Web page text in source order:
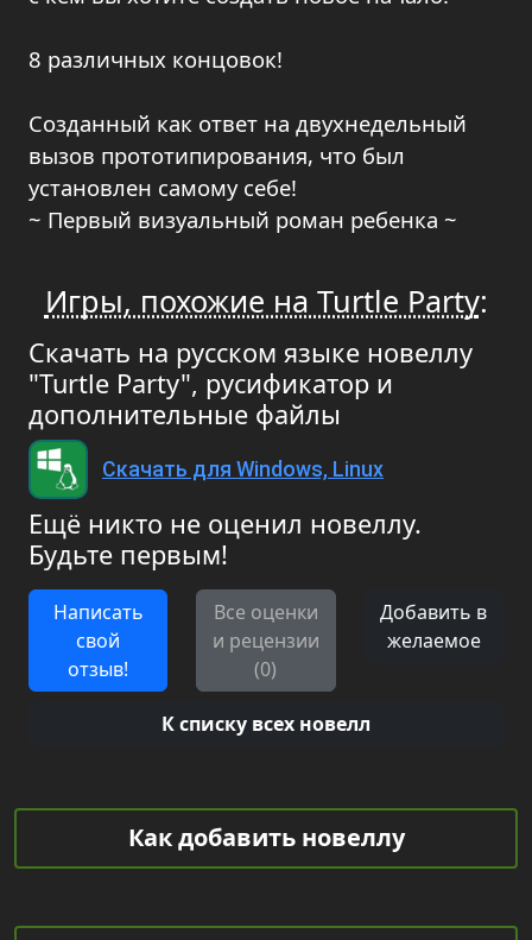
8 различных концовок!
Созданный как ответ на двухнедельный
вызов прототипирования, что был
установлен самому себе!
~ Первый визуальный роман ребенка ~
Игры, похожие на Turtle Party:
Скачать на русском языке новеллу
"Turtle Party", русификатор и
дополнительные файлы
Скачать для Windows, Linux
Ещё никто не оценил новеллу.
Будьте первым!
Написать
свой
отзыв!
Все оценки
и рецензии
(0)
Добавить в
желаемое
К списку всех новелл
Как добавить новеллу